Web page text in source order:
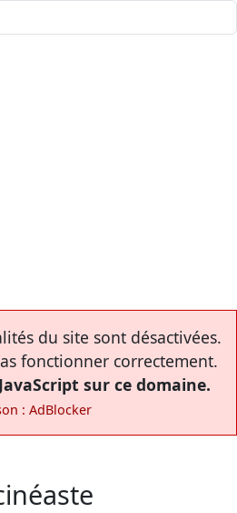
du site sont désactivées.
fonctionner correctement.
sur ce domaine.
: AdBlocker